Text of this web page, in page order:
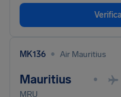
MK136 • Air Mauritius
Mauritius •
MRU